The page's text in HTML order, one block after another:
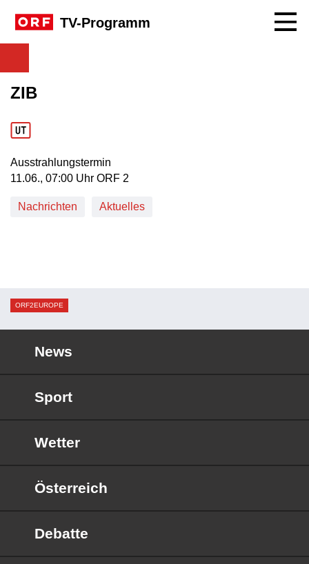
TV-Programm
ZIB
Ausstrahlungstermin
11. Juni, 07:00 Uhr in ORF 2
11.06., 07:00 Uhr ORF 2
Nachrichten Aktuelles
ORF2EUROPE
News
Sport
Wetter
Österreich
Debatte